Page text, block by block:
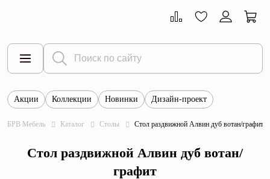
Все товары
Тумбы
Шкафы
Акции Коллекции Новинки Дизайн-проект
БРВ Мебель Каталог Столы Стол раздвижной Алвин дуб вотан/графит
Стол раздвижной Алвин дуб вотан/
графит